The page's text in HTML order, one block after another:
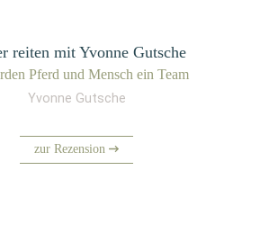
reiten mit Yvonne Gutsche
Pferd und Mensch ein Team
Yvonne Gutsche
zur Rezension